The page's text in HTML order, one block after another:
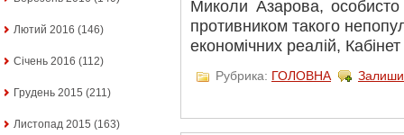
Лютий 2016 (146)
Січень 2016 (112)
Грудень 2015 (211)
Листопад 2015 (163)
Миколи Азарова,
противником такого
економічних реалій,
Рубрика: ГОЛОВНА